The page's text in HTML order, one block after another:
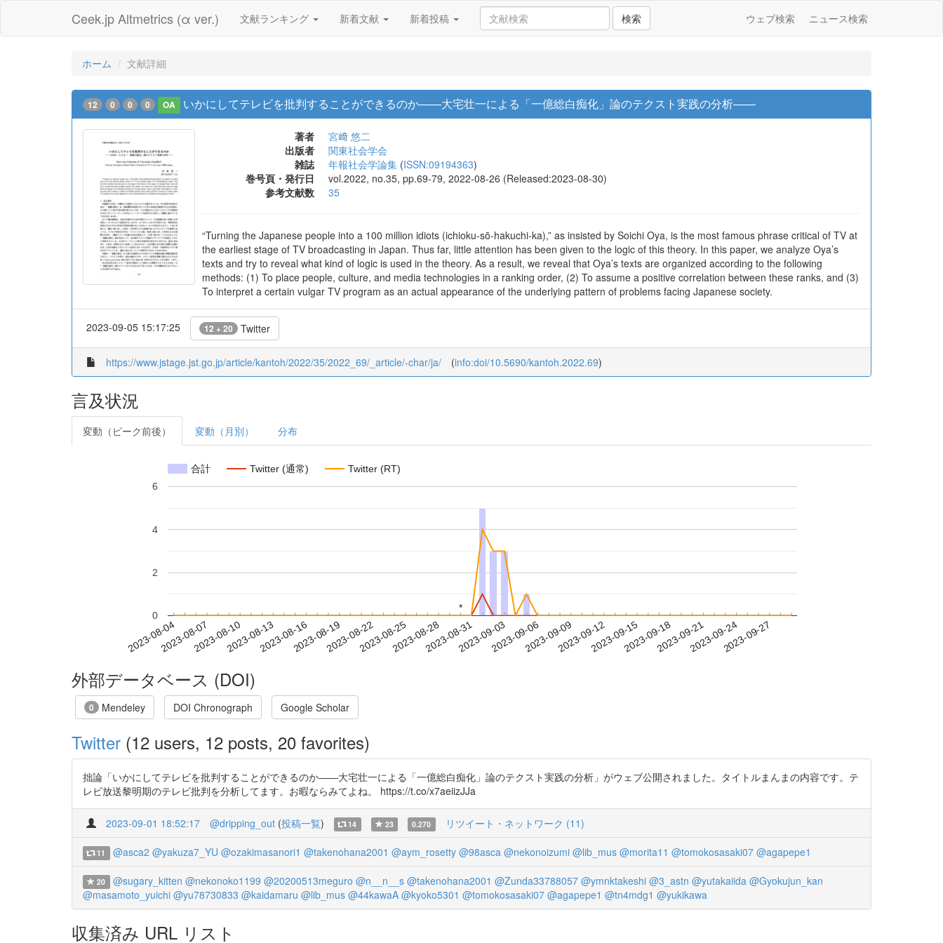
Ceek.jp Altmetrics (α ver.) 文献ランキング 新着文献 新着投稿 検索 ウェブ検索 ニュース検索
ホーム 文献詳細
12 0 0 0 OA いかにしてテレビを批判することができるのか――大宅壮一による「一億総白痴化」論のテクスト実践の分析――
著者
宮﨑 悠二
出版者
関東社会学会
雑誌
年報社会学論集 (ISSN:09194363)
巻号頁・発行日
vol.2022, no.35, pp.69-79, 2022-08-26 (Released:2023-08-30)
参考文献数
35
“Turning the Japanese people into a 100 million idiots (ichioku-sō-hakuchi-ka),” as insisted by Soichi Oya, is the most famous phrase critical of TV at
the earliest stage of TV broadcasting in Japan. Thus far, little attention has been given to the logic of this theory. In this paper, we analyze Oya’s
texts and try to reveal what kind of logic is used in the theory. As a result, we reveal that Oya’s texts are organized according to the following
methods: (1) To place people, culture, and media technologies in a ranking order, (2) To assume a positive correlation between these ranks, and (3)
To interpret a certain vulgar TV program as an actual appearance of the underlying pattern of problems facing Japanese society.
2023-09-05 15:17:25 12 + 20 Twitter
https://www.jstage.jst.go.jp/article/kantoh/2022/35/2022_69/_article/-char/ja/ (info:doi/10.5690/kantoh.2022.69)
言及状況
変動（ピーク前後） 変動（月別） 分布
合計 Twitter (通常) Twitter (RT)
2023-08-042023-08-072023-08-102023-08-132023-08-162023-08-192023-08-222023-08-252023-08-282023-08-312023-09-032023-09-062023-09-092023-09-122023-09-152023-09-182023-09-212023-09-242023-09-27
0
2
4
6
*
*
外部データベース (DOI)
0 Mendeley DOI Chronograph Google Scholar
Twitter (12 users, 12 posts, 20 favorites)
拙論「いかにしてテレビを批判することができるのか――大宅壮一による「一億総白痴化」論のテクスト実践の分析」がウェブ公開されました。タイトルまんまの内容です。テ
レビ放送黎明期のテレビ批判を分析してます。お暇ならみてよね。 https://t.co/x7aeiizJJa
2023-09-01 18:52:17 @dripping_out (投稿一覧) 14 23 0.270 リツイート・ネットワーク (11)
11 @asca2 @yakuza7_YU @ozakimasanori1 @takenohana2001 @aym_rosetty @98asca @nekonoizumi @lib_mus @morita11 @tomokosasaki07 @agapepe1
20 @sugary_kitten @nekonoko1199 @20200513meguro @n__n__s @takenohana2001 @Zunda33788057 @ymnktakeshi @3_astn @yutakaiida @Gyokujun_kan
@masamoto_yuichi @yu78730833 @kaidamaru @lib_mus @44kawaA @kyoko5301 @tomokosasaki07 @agapepe1 @tn4mdg1 @yukikawa
収集済み URL リスト